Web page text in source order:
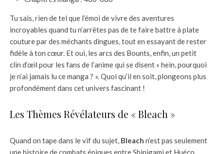
Tu sais, rien de tel que l’émoi de vivre des aventures
incroyables quand tu n’arrêtes pas de te faire battre à plate
couture par des méchants dingues, tout en essayant de rester
fidèle à ton cœur. Et oui, les arcs des Bounts, enfin, un petit
clin d’œil pour les fans de l’anime qui se disent « hein, pourquoi
je n’ai jamais lu ce manga ? ». Quoi qu’il en soit, plongeons plus
profondément dans cet univers fascinant !
Les Thèmes Révélateurs de « Bleach »
Quand on tape dans le vif du sujet, Bleach n’est pas seulement
une histoire de combats épiques entre Shinigami et Huéco